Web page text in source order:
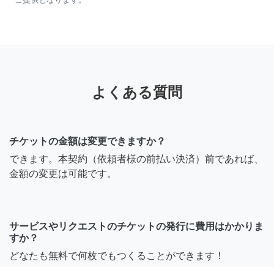
よくある質問
チケットの金額は変更できますか？
できます。本契約（依頼者様の前払い決済）前であれば、
金額の変更は可能です。
サービスやリクエストのチケットの発行に費用はかかりま
すか？
どなたも無料で何枚でもつくることができます！